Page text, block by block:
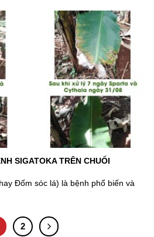
SIGATOKA TRÊN CHUỐI
Đốm sóc lá) là bệnh phổ biến và
2